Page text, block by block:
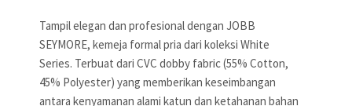
Tampil elegan dan profesional dengan JOBB
SEYMORE, kemeja formal pria dari koleksi White
Series. Terbuat dari CVC dobby fabric (55% Cotton,
45% Polyester) yang memberikan keseimbangan
antara kenyamanan alami katun dan ketahanan bahan